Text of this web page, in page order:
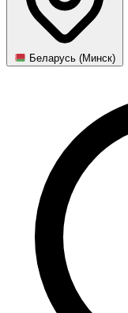
Беларусь (Минск)